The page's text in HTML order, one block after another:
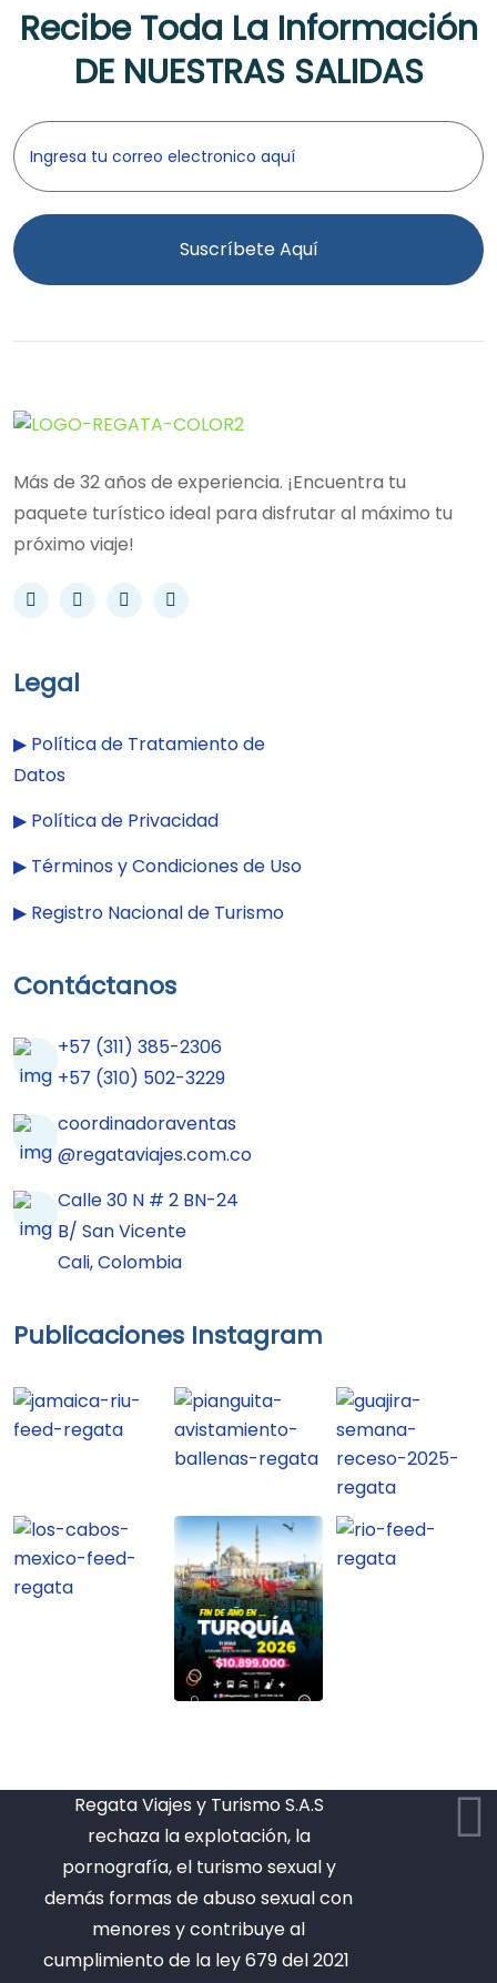
Recibe Toda La Información
DE NUESTRAS SALIDAS
Suscríbete Aquí
Más de 32 años de experiencia. ¡Encuentra tu
paquete turístico ideal para disfrutar al máximo tu
próximo viaje!
Legal
▶︎ Política de Tratamiento de
Datos
▶︎ Política de Privacidad
▶︎ Términos y Condiciones de Uso
▶︎ Registro Nacional de Turismo
Contáctanos
+57 (311) 385-2306
+57 (310) 502-3229
coordinadoraventas
@regataviajes.com.co
Calle 30 N # 2 BN-24
B/ San Vicente
Cali, Colombia
Publicaciones Instagram
Regata Viajes y Turismo S.A.S
rechaza la explotación, la
pornografía, el turismo sexual y
demás formas de abuso sexual con
menores y contribuye al
cumplimiento de la ley 679 del 2021